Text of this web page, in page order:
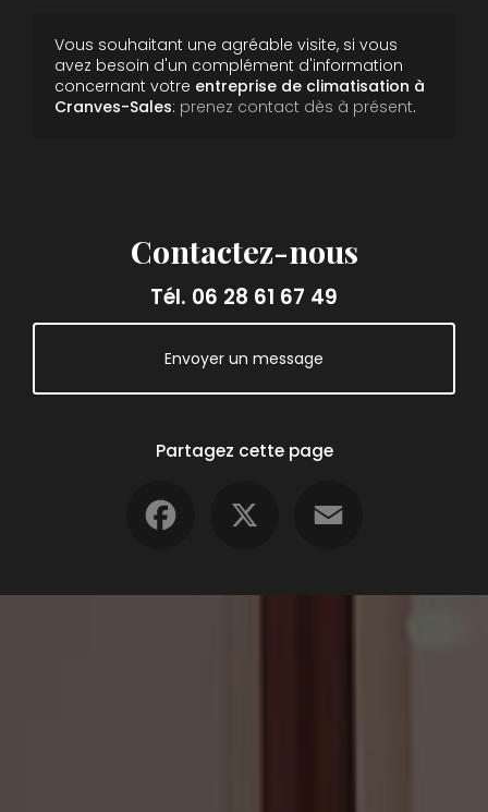
Vous souhaitant une agréable visite, si vous
avez besoin d'un complément d'information
concernant votre entreprise de climatisation à
Cranves-Sales: prenez contact dès à présent.
Contactez-nous
Tél. 06 28 61 67 49
Envoyer un message
Partagez cette page